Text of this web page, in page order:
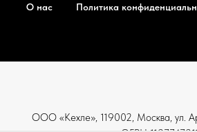
О нас Политика
ООО «Кехле», 119002, Москва, ул.